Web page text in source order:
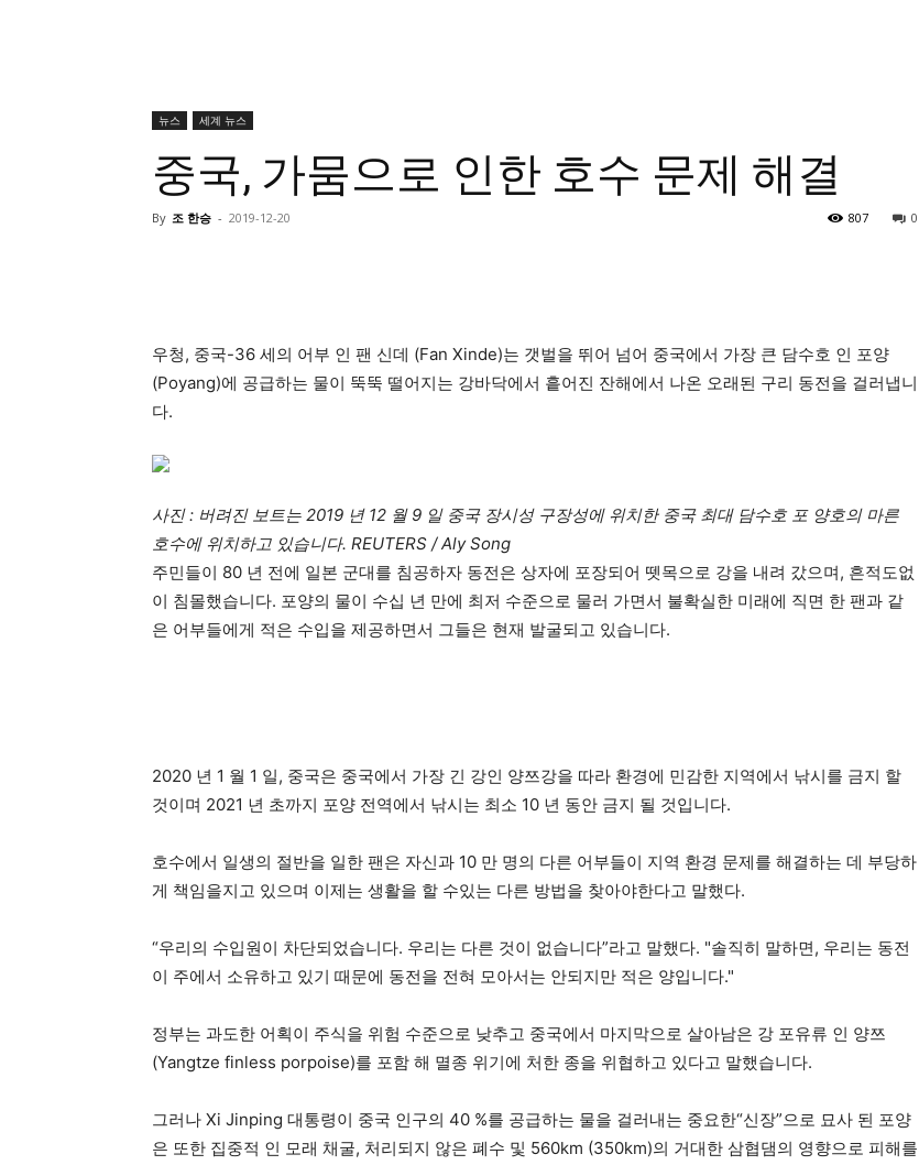
뉴스 세계 뉴스
중국, 가뭄으로 인한 호수 문제 해결
By 조 한승 - 2019-12-20 0
807
우청, 중국-36 세의 어부 인 팬 신데 (Fan Xinde)는 갯벌을 뛰어 넘어 중국에서 가장 큰 담수호 인 포양
(Poyang)에 공급하는 물이 뚝뚝 떨어지는 강바닥에서 흩어진 잔해에서 나온 오래된 구리 동전을 걸러냅니
다.
사진 : 버려진 보트는 2019 년 12 월 9 일 중국 장시성 구장성에 위치한 중국 최대 담수호 포 양호의 마른
호수에 위치하고 있습니다. REUTERS / Aly Song
주민들이 80 년 전에 일본 군대를 침공하자 동전은 상자에 포장되어 뗏목으로 강을 내려 갔으며, 흔적도없
이 침몰했습니다. 포양의 물이 수십 년 만에 최저 수준으로 물러 가면서 불확실한 미래에 직면 한 팬과 같
은 어부들에게 적은 수입을 제공하면서 그들은 현재 발굴되고 있습니다.
2020 년 1 월 1 일, 중국은 중국에서 가장 긴 강인 양쯔강을 따라 환경에 민감한 지역에서 낚시를 금지 할
것이며 2021 년 초까지 포양 전역에서 낚시는 최소 10 년 동안 금지 될 것입니다.
호수에서 일생의 절반을 일한 팬은 자신과 10 만 명의 다른 어부들이 지역 환경 문제를 해결하는 데 부당하
게 책임을지고 있으며 이제는 생활을 할 수있는 다른 방법을 찾아야한다고 말했다.
“우리의 수입원이 차단되었습니다. 우리는 다른 것이 없습니다”라고 말했다. "솔직히 말하면, 우리는 동전
이 주에서 소유하고 있기 때문에 동전을 전혀 모아서는 안되지만 적은 양입니다."
정부는 과도한 어획이 주식을 위험 수준으로 낮추고 중국에서 마지막으로 살아남은 강 포유류 인 양쯔
(Yangtze finless porpoise)를 포함 해 멸종 위기에 처한 종을 위협하고 있다고 말했습니다.
그러나 Xi Jinping 대통령이 중국 인구의 40 %를 공급하는 물을 걸러내는 중요한“신장”으로 묘사 된 포양
은 또한 집중적 인 모래 채굴, 처리되지 않은 폐수 및 560km (350km)의 거대한 삼협댐의 영향으로 피해를